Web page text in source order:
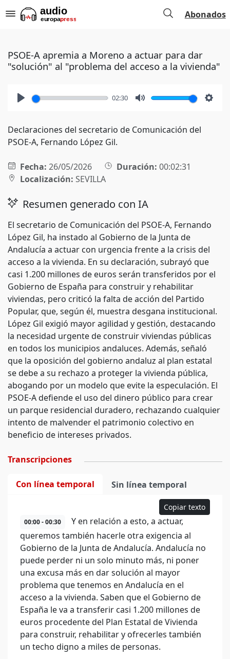
Abonados
PSOE-A apremia a Moreno a actuar para dar
"solución" al "problema del acceso a la vivienda"
02:30
Declaraciones del secretario de Comunicación del
PSOE-A, Fernando López Gil.
Fecha: 26/05/2026 Duración: 00:02:31
Localización: SEVILLA
Resumen generado con IA
El secretario de Comunicación del PSOE-A, Fernando
López Gil, ha instado al Gobierno de la Junta de
Andalucía a actuar con urgencia frente a la crisis del
acceso a la vivienda. En su declaración, subrayó que
casi 1.200 millones de euros serán transferidos por el
Gobierno de España para construir y rehabilitar
viviendas, pero criticó la falta de acción del Partido
Popular, que, según él, muestra desgana institucional.
López Gil exigió mayor agilidad y gestión, destacando
la necesidad urgente de construir viviendas públicas
en todos los municipios andaluces. Además, señaló
que la oposición del gobierno andaluz al plan estatal
se debe a su rechazo a proteger la vivienda pública,
abogando por un modelo que evite la especulación. El
PSOE-A defiende el uso del dinero público para crear
un parque residencial duradero, rechazando cualquier
intento de malvender el patrimonio colectivo en
beneficio de intereses privados.
Transcripciones
Con línea temporal Sin línea temporal
Copiar texto
00:00 - 00:30
Y en relación a esto, a actuar,
queremos también hacerle otra exigencia al
Gobierno de la Junta de Andalucía. Andalucía no
puede perder ni un solo minuto más, ni poner
una excusa más en dar solución al mayor
problema que tenemos en Andalucía en el
acceso a la vivienda. Saben que el Gobierno de
España le va a transferir casi 1.200 millones de
euros procedente del Plan Estatal de Vivienda
para construir, rehabilitar y ofrecerles también
un techo digno a miles de personas.